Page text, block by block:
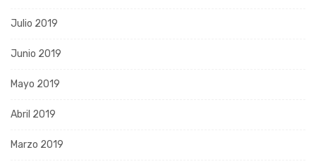
Julio 2019
Junio 2019
Mayo 2019
Abril 2019
Marzo 2019